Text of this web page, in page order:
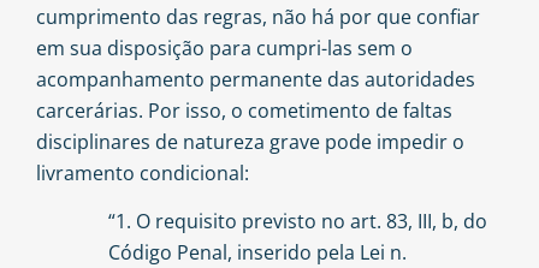
cumprimento das regras, não há por que confiar
em sua disposição para cumpri-las sem o
acompanhamento permanente das autoridades
carcerárias. Por isso, o cometimento de faltas
disciplinares de natureza grave pode impedir o
livramento condicional:
“1. O requisito previsto no art. 83, III, b, do
Código Penal, inserido pela Lei n.